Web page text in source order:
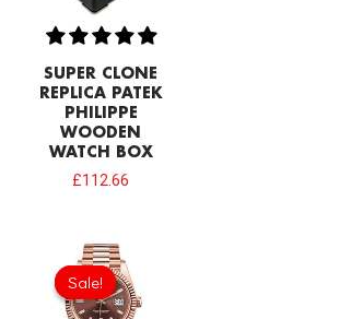
SUPER CLONE
REPLICA PATEK
PHILIPPE
WOODEN
WATCH BOX
£112.66
Sale!
Sale!
Original
price
was:
£301.00.